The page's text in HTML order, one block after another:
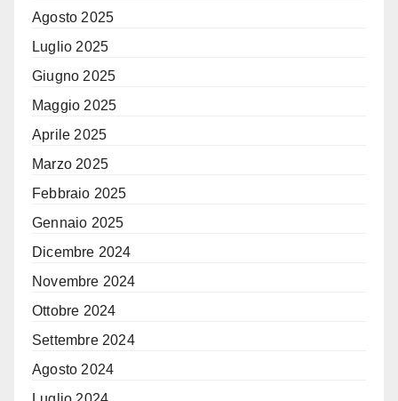
Agosto 2025
Luglio 2025
Giugno 2025
Maggio 2025
Aprile 2025
Marzo 2025
Febbraio 2025
Gennaio 2025
Dicembre 2024
Novembre 2024
Ottobre 2024
Settembre 2024
Agosto 2024